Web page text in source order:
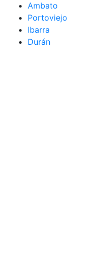
Ambato
Portoviejo
Ibarra
Durán